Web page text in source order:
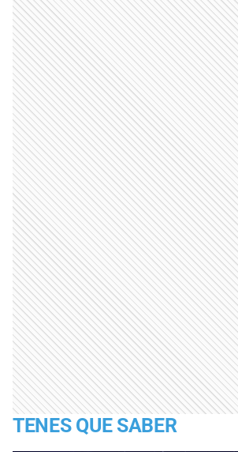
TENES QUE SABER